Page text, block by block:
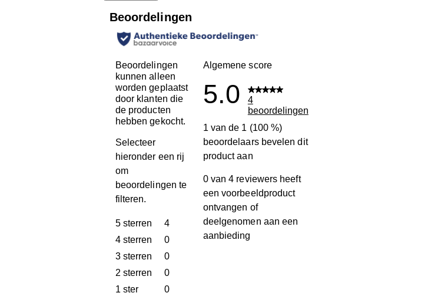
Beoordelingen
Beoordelingen
kunnen alleen
worden geplaatst
door klanten die
de producten
hebben gekocht.
Selecteer
hieronder een rij
om
beoordelingen te
filteren.
5 sterren sterren
4
4 beoordelingen met 5 sterren.
4 sterren sterren
0
0 beoordelingen met 4 sterren.
3 sterren sterren
0
0 beoordelingen met 3 sterren.
2 sterren sterren
0
0 beoordelingen met 2 sterren.
1 ster sterren0
Algemene score
5.0
4
beoordelingen
1 van de 1 (100 %)
beoordelaars bevelen dit
product aan
0 van 4 reviewers heeft
een voorbeeldproduct
ontvangen of
deelgenomen aan een
aanbieding